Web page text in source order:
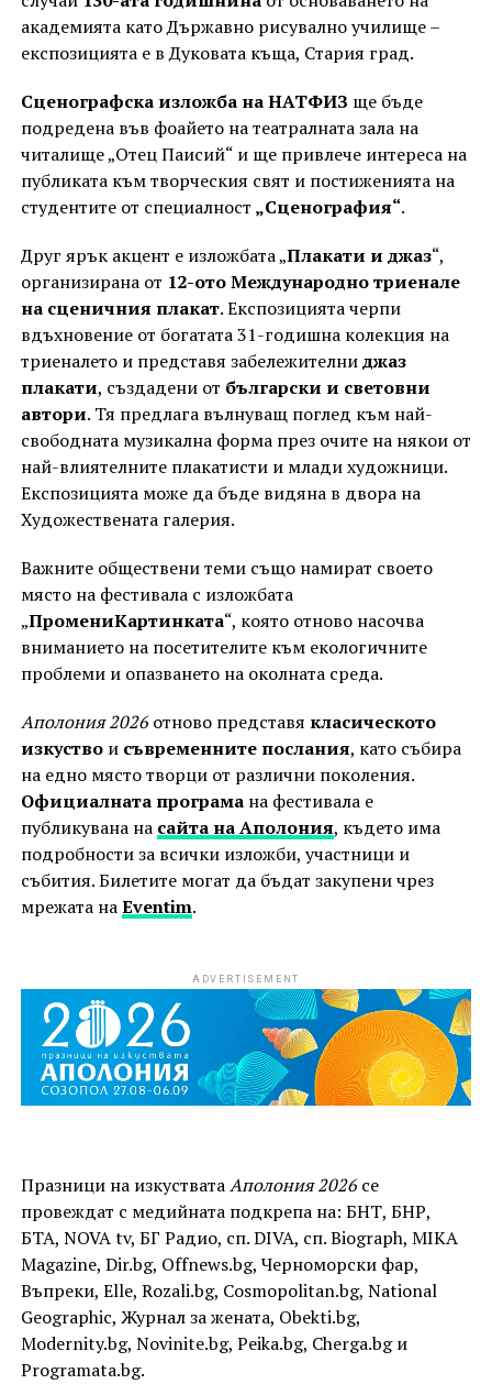
академията като Държавно рисувално училище –
експозицията е в Дуковата къща, Стария град.
Сценографска изложба на НАТФИЗ ще бъде
подредена във фоайето на театралната зала на
читалище „Отец Паисий“ и ще привлече интереса на
публиката към творческия свят и постиженията на
студентите от специалност „Сценография“.
Друг ярък акцент е изложбата „Плакати и джаз“,
организирана от 12-ото Международно триенале
на сценичния плакат. Експозицията черпи
вдъхновение от богатата 31-годишна колекция на
триеналето и представя забележителниджаз
плакати, създадени от български и световни
автори. Тя предлага вълнуващ поглед към най-
свободната музикална форма през очите на някои от
най-влиятелните плакатисти и млади художници.
Експозицията може да бъде видяна в двора на
Художествената галерия.
Важните обществени теми също намират своето
място на фестивала с изложбата
„ПромениКартинката“, която отново насочва
вниманието на посетителите към екологичните
проблеми и опазването на околната среда.
Аполония 2026отново представя класическото
изкуствои съвременните послания, като събира
на едно място творци от различни поколения.
Официалната програмана фестивала е
публикувана на сайта на Аполония, където има
подробности за всички изложби, участници и
събития. Билетите могат да бъдат закупени чрез
мрежата наEventim.
ADVERTISEMENT
Празници на изкустватаАполония 2026се
провеждат с медийната подкрепа на: БНТ, БНР,
БТА, NOVA tv, БГ Радио, сп. DIVA, сп. Biograph, MIKA
Magazine, Dir.bg, Offnews.bg, Черноморски фар,
Въпреки, Elle, Rozali.bg, Cosmopolitan.bg, National
Geographic, Журнал за жената, Obekti.bg,
Modernity.bg, Novinite.bg, Peika.bg, Cherga.bg и
Programata.bg.